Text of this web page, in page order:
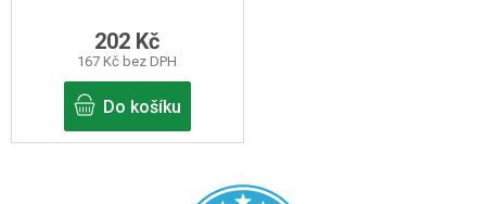
167 Kč bez DPH
202 Kč
Do košíku